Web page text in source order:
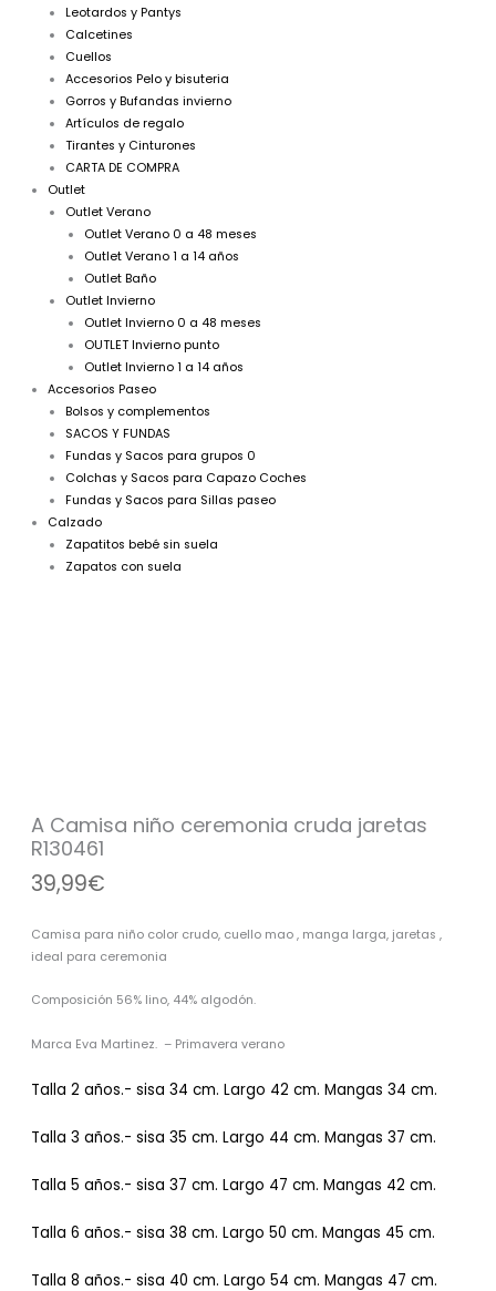
Leotardos y Pantys
Calcetines
Cuellos
Accesorios Pelo y bisuteria
Gorros y Bufandas invierno
Artículos de regalo
Tirantes y Cinturones
CARTA DE COMPRA
Outlet
Outlet Verano
Outlet Verano 0 a 48 meses
Outlet Verano 1 a 14 años
Outlet Baño
Outlet Invierno
Outlet Invierno 0 a 48 meses
OUTLET Invierno punto
Outlet Invierno 1 a 14 años
Accesorios Paseo
Bolsos y complementos
SACOS Y FUNDAS
Fundas y Sacos para grupos 0
Colchas y Sacos para Capazo Coches
Fundas y Sacos para Sillas paseo
Calzado
Zapatitos bebé sin suela
Zapatos con suela
A Camisa niño ceremonia cruda jaretas
R130461
39,99€
Camisa para niño color crudo, cuello mao , manga larga, jaretas ,
ideal para ceremonia
Composición 56% lino, 44% algodón.
Marca Eva Martinez. – Primavera verano
Talla 2 años.- sisa 34 cm. Largo 42 cm. Mangas 34 cm.
Talla 3 años.- sisa 35 cm. Largo 44 cm. Mangas 37 cm.
Talla 5 años.- sisa 37 cm. Largo 47 cm. Mangas 42 cm.
Talla 6 años.- sisa 38 cm. Largo 50 cm. Mangas 45 cm.
Talla 8 años.- sisa 40 cm. Largo 54 cm. Mangas 47 cm.